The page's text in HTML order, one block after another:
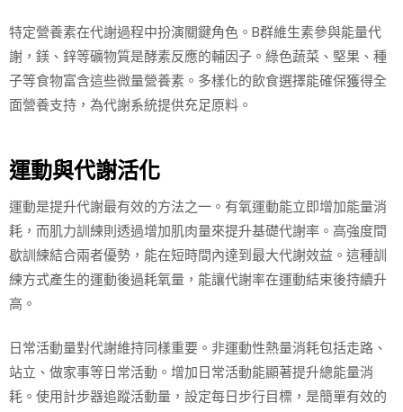
特定營養素在代謝過程中扮演關鍵角色。B群維生素參與能量代
謝，鎂、鋅等礦物質是酵素反應的輔因子。綠色蔬菜、堅果、種
子等食物富含這些微量營養素。多樣化的飲食選擇能確保獲得全
面營養支持，為代謝系統提供充足原料。
運動與代謝活化
運動是提升代謝最有效的方法之一。有氧運動能立即增加能量消
耗，而肌力訓練則透過增加肌肉量來提升基礎代謝率。高強度間
歇訓練結合兩者優勢，能在短時間內達到最大代謝效益。這種訓
練方式產生的運動後過耗氧量，能讓代謝率在運動結束後持續升
高。
日常活動量對代謝維持同樣重要。非運動性熱量消耗包括走路、
站立、做家事等日常活動。增加日常活動能顯著提升總能量消
耗。使用計步器追蹤活動量，設定每日步行目標，是簡單有效的